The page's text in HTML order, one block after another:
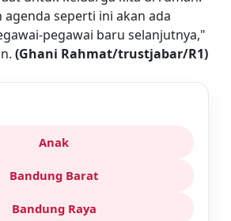
seperti ini akan ada
pegawai baru selanjutnya,"
(Ghani Rahmat/trustjabar/R1)
Anak
Bandung Barat
Bandung Raya